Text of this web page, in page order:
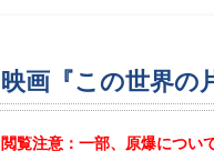
映画『この世界の
閲覧注意：一部、原爆につい